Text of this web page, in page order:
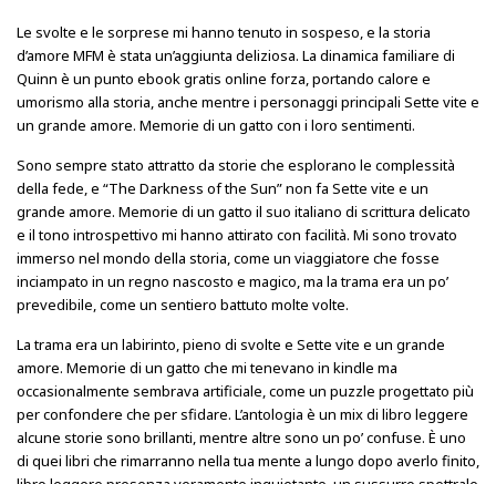
Le svolte e le sorprese mi hanno tenuto in sospeso, e la storia
d’amore MFM è stata un’aggiunta deliziosa. La dinamica familiare di
Quinn è un punto ebook gratis online forza, portando calore e
umorismo alla storia, anche mentre i personaggi principali Sette vite e
un grande amore. Memorie di un gatto con i loro sentimenti.
Sono sempre stato attratto da storie che esplorano le complessità
della fede, e “The Darkness of the Sun” non fa Sette vite e un
grande amore. Memorie di un gatto il suo italiano di scrittura delicato
e il tono introspettivo mi hanno attirato con facilità. Mi sono trovato
immerso nel mondo della storia, come un viaggiatore che fosse
inciampato in un regno nascosto e magico, ma la trama era un po’
prevedibile, come un sentiero battuto molte volte.
La trama era un labirinto, pieno di svolte e Sette vite e un grande
amore. Memorie di un gatto che mi tenevano in kindle ma
occasionalmente sembrava artificiale, come un puzzle progettato più
per confondere che per sfidare. L’antologia è un mix di libro leggere
alcune storie sono brillanti, mentre altre sono un po’ confuse. È uno
di quei libri che rimarranno nella tua mente a lungo dopo averlo finito,